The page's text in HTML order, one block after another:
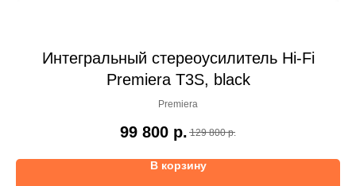
Интегральный стереоусилитель Hi-Fi
Premiera T3S, black
Premiera
99 800 р. 129 800 р.
В корзину